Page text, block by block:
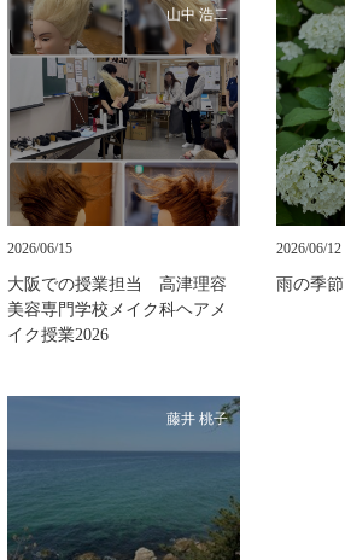
山中 浩二
2026/06/15
大阪での授業担当 高津理容
美容専門学校メイク科ヘアメ
イク授業2026
2026/06/12
雨の季節
藤井 桃子